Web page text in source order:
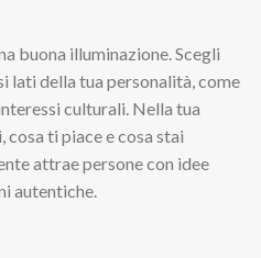
buona illuminazione. Scegli
lati della tua personalità, come
culturali. Nella tua
cosa ti piace e cosa stai
attrae persone con idee
autentiche.